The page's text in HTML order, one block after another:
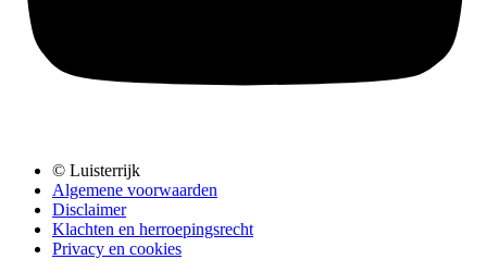
© Luisterrijk
Algemene voorwaarden
Disclaimer
Klachten en herroepingsrecht
Privacy en cookies